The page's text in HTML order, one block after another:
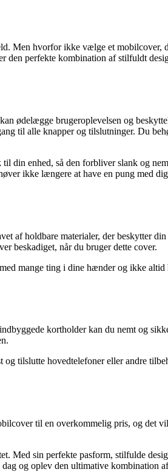
Men hvorfor ikke vælge et mobilcover,
perfekte kombination af stilfuldt
ødelægge brugeroplevelsen og
til alle knapper og tilslutninger. Du
din enhed, så den forbliver slank og
ikke længere at have en pung med
af holdbare materialer, der beskytter
beskadiget, når du bruger dette cover.
mange ting i dine hænder og ikke
kortholder kan du nemt og
tilslutte hovedtelefoner eller andre
til en overkommelig pris, og det
Med sin perfekte pasform, stilfulde
og oplev den ultimative kombination